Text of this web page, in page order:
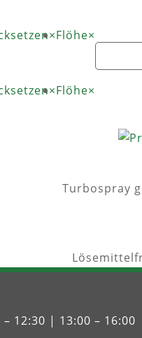
×Flöhe×
×Flöhe×
Turbospray
12:30 | 13:00 – 16:00